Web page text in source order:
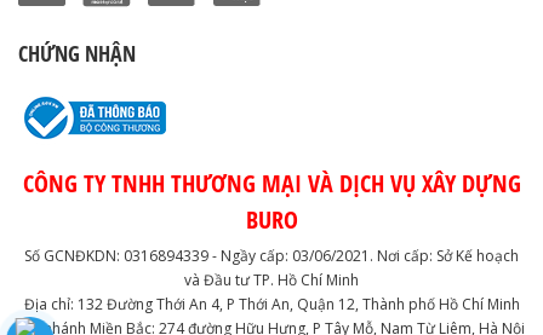
CHỨNG NHẬN
CÔNG TY TNHH THƯƠNG MẠI VÀ DỊCH VỤ XÂY DỰNG
BURO
Số GCNĐKDN: 0316894339 - Ngầy cấp: 03/06/2021. Nơi cấp: Sở Kế hoạch
và Đầu tư TP. Hồ Chí Minh
Địa chỉ: 132 Đường Thới An 4, P Thới An, Quận 12, Thành phố Hồ Chí Minh
Chi nhánh Miền Bắc: 274 đường Hữu Hưng, P Tây Mỗ, Nam Từ Liêm, Hà Nội